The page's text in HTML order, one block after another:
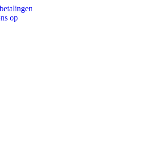
op